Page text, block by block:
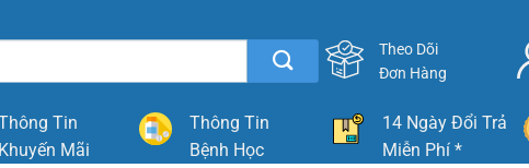
Theo Dõi
Đơn Hàng
Tin
Khuyến Mãi
Thông Tin
Bệnh Học
14 Ngày Đổi Trả
Miễn Phí *